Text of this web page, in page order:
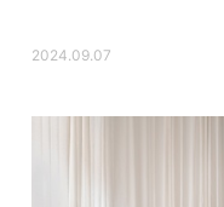
2024.09.07